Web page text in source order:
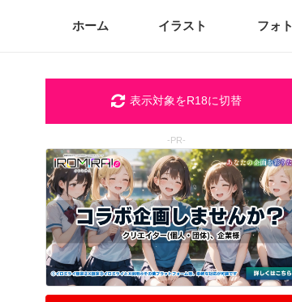
ホーム イラスト フォト
表示対象をR18に切替
-PR-